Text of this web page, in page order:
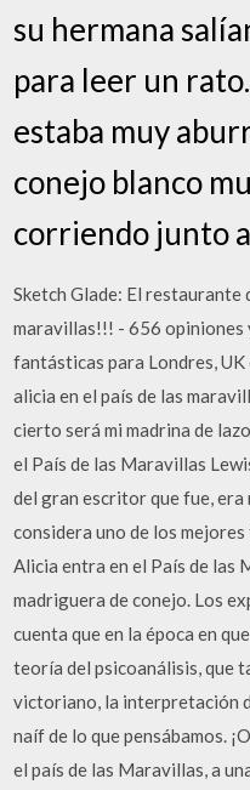
su hermana
para leer un
estaba muy
conejo blanco
corriendo junto
Sketch Glade: El restaurante
maravillas!!! - 656
fantásticas para Londres,
alicia en el país de las
cierto será mi madrina de
el País de las Maravillas
del gran escritor que fue,
considera uno de los
Alicia entra en el País de las
madriguera de conejo. Los
cuenta que en la época en
teoría del psicoanálisis, que
victoriano, la interpretación
naíf de lo que pensábamos.
el país de las Maravillas, a